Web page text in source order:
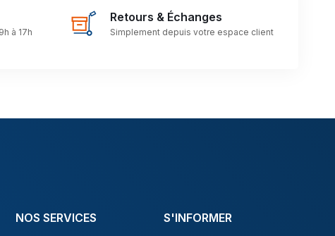
à 17h
Retours & Échanges
Simplement depuis votre espace client
NOS SERVICES S'INFORMER